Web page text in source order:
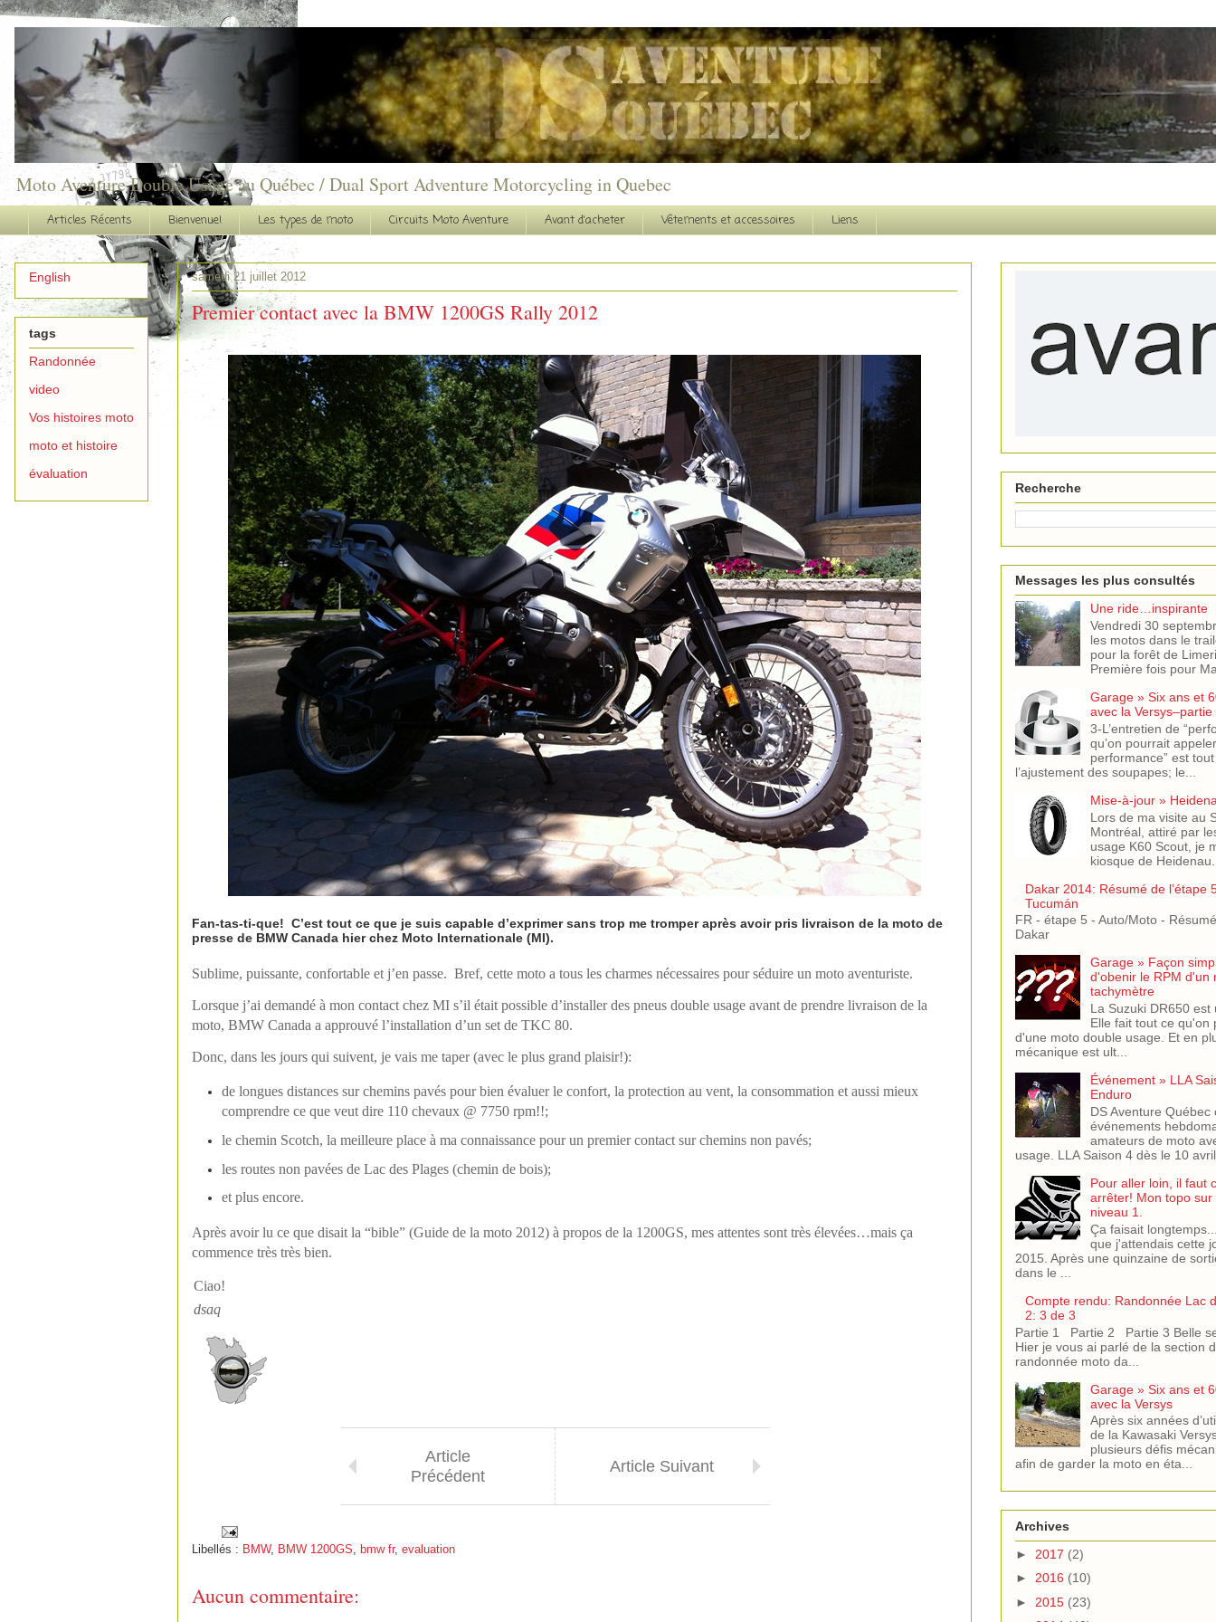
Moto Aventure Double Usage au Québec / Dual Sport Adventure Motorcycling in Quebec
Articles Récents Bienvenue! Les types de moto Circuits Moto Aventure Avant d'acheter Vêtements et accessoires Liens
samedi 21 juillet 2012
Premier contact avec la BMW 1200GS Rally 2012
Fan-tas-ti-que! C’est tout ce que je suis capable d’exprimer sans trop me tromper après avoir pris livraison de la moto de
presse de BMW Canada hier chez Moto Internationale (MI).
Sublime, puissante, confortable et j’en passe. Bref, cette moto a tous les charmes nécessaires pour séduire un moto aventuriste.
Lorsque j’ai demandé à mon contact chez MI s’il était possible d’installer des pneus double usage avant de prendre livraison de la
moto, BMW Canada a approuvé l’installation d’un set de TKC 80.
Donc, dans les jours qui suivent, je vais me taper (avec le plus grand plaisir!):
de longues distances sur chemins pavés pour bien évaluer le confort, la protection au vent, la consommation et aussi mieux
comprendre ce que veut dire 110 chevaux @ 7750 rpm!!;
le chemin Scotch, la meilleure place à ma connaissance pour un premier contact sur chemins non pavés;
les routes non pavées de Lac des Plages (chemin de bois);
et plus encore.
Après avoir lu ce que disait la “bible” (Guide de la moto 2012) à propos de la 1200GS, mes attentes sont très élevées…mais ça
commence très très bien.
Ciao!
dsaq
Article
Précédent
Article Suivant
Libellés : BMW, BMW 1200GS, bmw fr, evaluation
Aucun commentaire:
English
tags
Randonnée
video
Vos histoires moto
moto et histoire
évaluation
Recherche
Messages les plus consultés
Une ride…inspirante
Vendredi 30
les motos dans le
pour la forêt de
Première fois pour
Garage » Six ans et
avec la Versys–partie
3-L’entretien de
qu’on pourrait
performance” est
l’ajustement des soupapes; le...
Mise-à-jour »
Lors de ma visite au
Montréal, attiré par
usage K60 Scout, je
kiosque de Heidenau.
Dakar 2014: Résumé de l’étape
Tucumán
FR - étape 5 - Auto/Moto -
Dakar
Garage » Façon
d'obenir le RPM d'un
tachymètre
La Suzuki DR650
Elle fait tout ce qu'on
d'une moto double usage. Et en
mécanique est ult...
Événement » LLA
Enduro
DS Aventure Québec
événements
amateurs de moto
usage. LLA Saison 4 dès le 10
Pour aller loin, il faut
arrêter! Mon topo sur
niveau 1.
Ça faisait
que j'attendais cette
2015. Après une quinzaine de
dans le ...
Compte rendu: Randonnée Lac
2: 3 de 3
Partie 1 Partie 2 Partie 3 Belle
Hier je vous ai parlé de la section
randonnée moto da...
Garage » Six ans et
avec la Versys
Après six années
de la Kawasaki
plusieurs défis
afin de garder la moto en éta...
Archives
► 2017 (2)
► 2016 (10)
► 2015 (23)